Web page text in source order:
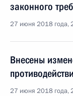
законного
27 июня 2018 года,
Внесены
27 июня 2018 года,